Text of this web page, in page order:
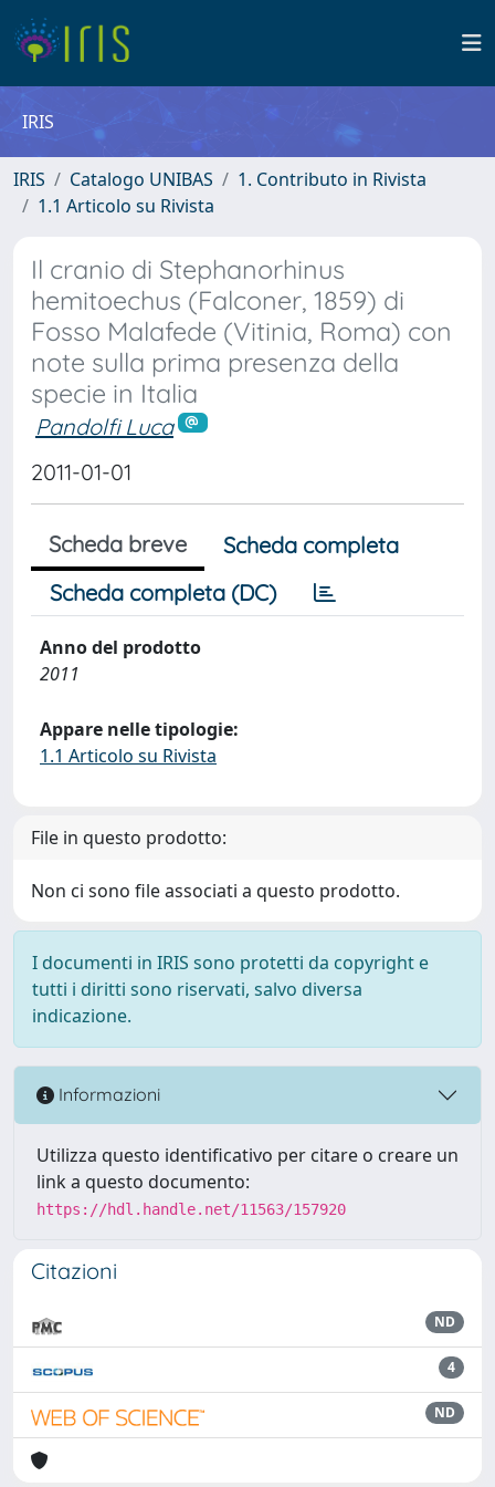
IRIS
IRIS Catalogo UNIBAS
1. Contributo in Rivista
1.1 Articolo su Rivista
Il cranio di Stephanorhinus
hemitoechus (Falconer, 1859) di
Fosso Malafede (Vitinia, Roma) con
note sulla prima presenza della
specie in Italia
Pandolfi Luca
2011-01-01
Scheda breve
Scheda completa
Scheda completa (DC)
Anno del prodotto
2011
Appare nelle tipologie:
1.1 Articolo su Rivista
File in questo prodotto:
Non ci sono file associati a questo prodotto.
I documenti in IRIS sono protetti da copyright e
tutti i diritti sono riservati, salvo diversa
indicazione.
Informazioni
Utilizza questo identificativo per citare o creare un
link a questo documento:
https://hdl.handle.net/11563/157920
Citazioni
ND
4
ND